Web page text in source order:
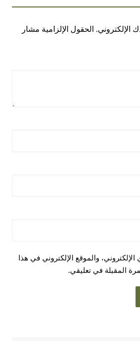
الإلكتروني. الحقول الإلزامية مشار
والموقع الإلكتروني في هذا
المقبلة في تعليقي.